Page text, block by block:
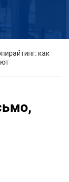
как